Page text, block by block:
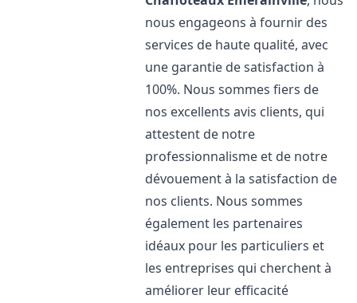
nous engageons à fournir des
services de haute qualité, avec
une garantie de satisfaction à
100%. Nous sommes fiers de
nos excellents avis clients, qui
attestent de notre
professionnalisme et de notre
dévouement à la satisfaction de
nos clients. Nous sommes
également les partenaires
idéaux pour les particuliers et
les entreprises qui cherchent à
améliorer leur efficacité